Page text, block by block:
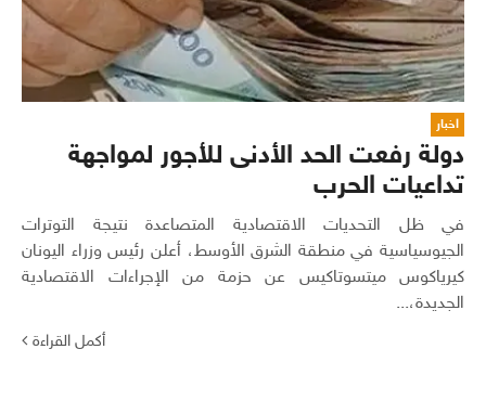
اخبار
دولة رفعت الحد الأدنى للأجور لمواجهة
تداعيات الحرب
في ظل التحديات الاقتصادية المتصاعدة نتيجة التوترات
الجيوسياسية في منطقة الشرق الأوسط، أعلن رئيس وزراء اليونان
كيرياكوس ميتسوتاكيس عن حزمة من الإجراءات الاقتصادية
الجديدة،...
أكمل القراءة